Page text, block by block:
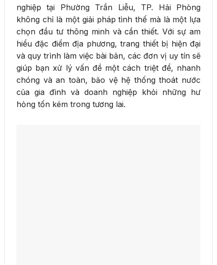
nghiệp tại Phường Trần Liễu, TP. Hải Phòng
không chỉ là một giải pháp tình thế mà là một lựa
chọn đầu tư thông minh và cần thiết. Với sự am
hiểu đặc điểm địa phương, trang thiết bị hiện đại
và quy trình làm việc bài bản, các đơn vị uy tín sẽ
giúp bạn xử lý vấn đề một cách triệt để, nhanh
chóng và an toàn, bảo vệ hệ thống thoát nước
của gia đình và doanh nghiệp khỏi những hư
hỏng tốn kém trong tương lai.